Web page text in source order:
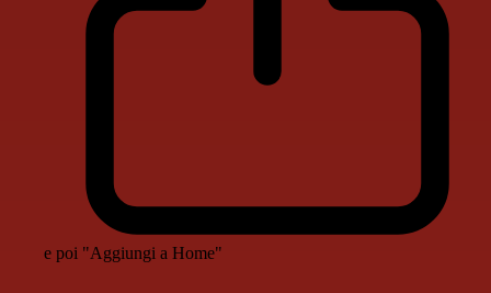
e poi "Aggiungi a Home"